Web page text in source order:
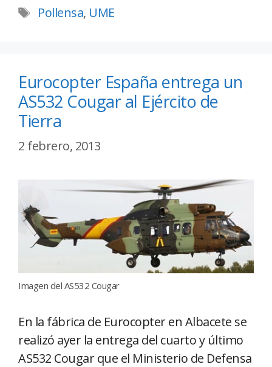
Pollensa, UME
Eurocopter España entrega un
AS532 Cougar al Ejército de
Tierra
2 febrero, 2013
Imagen del AS532 Cougar
En la fábrica de Eurocopter en Albacete se
realizó ayer la entrega del cuarto y último
AS532 Cougar que el Ministerio de Defensa